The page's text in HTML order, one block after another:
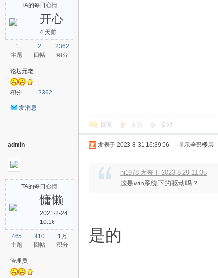
TA的每日心情
开心
4 天前
1
主题
2
回帖
2362
积分
论坛元老
积分 2362
发消息
回复 支持 反对
admin
TA的每日心情
慵懒
2021-2-24
10:16
465
主题
410
回帖
1万
积分
管理员
发表于 2023-8-31 16:39:06 显示全部楼层
ni1978 发表于 2023-8-29 11:35
这是win系统下的驱动吗？
是的